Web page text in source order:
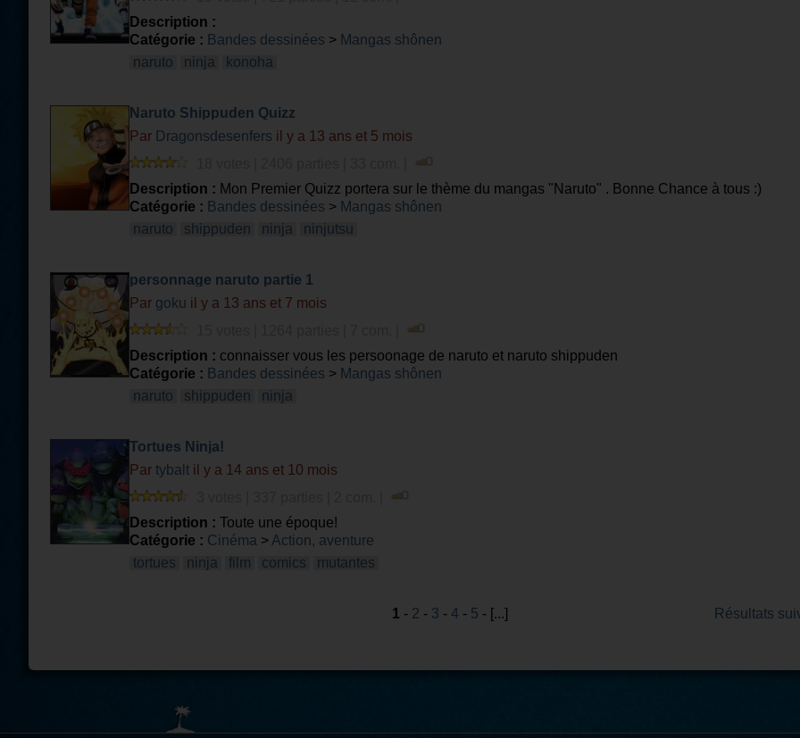
Description :
Catégorie : Bandes dessinées > Mangas shônen
naruto
ninja konoha
Naruto Shippuden Quizz
Par Dragonsdesenfers il y a 13 ans et 5 mois
Description : Mon Premier Quizz portera sur le thème du mangas "Naruto" . Bonne Chance à tous :)
Catégorie : Bandes dessinées > Mangas shônen
naruto
shippuden ninja ninjutsu
personnage naruto partie 1
Par goku il y a 13 ans et 7 mois
Description : connaisser vous les persoonage de naruto et naruto shippuden
Catégorie : Bandes dessinées > Mangas shônen
naruto
shippuden ninja
Tortues Ninja!
Par tybalt il y a 14 ans et 10 mois
Description : Toute une époque!
Catégorie : Cinéma > Action, aventure
tortues
ninja film comics mutantes
1 - 2 - 3 - 4 - 5 - [...] Résultats